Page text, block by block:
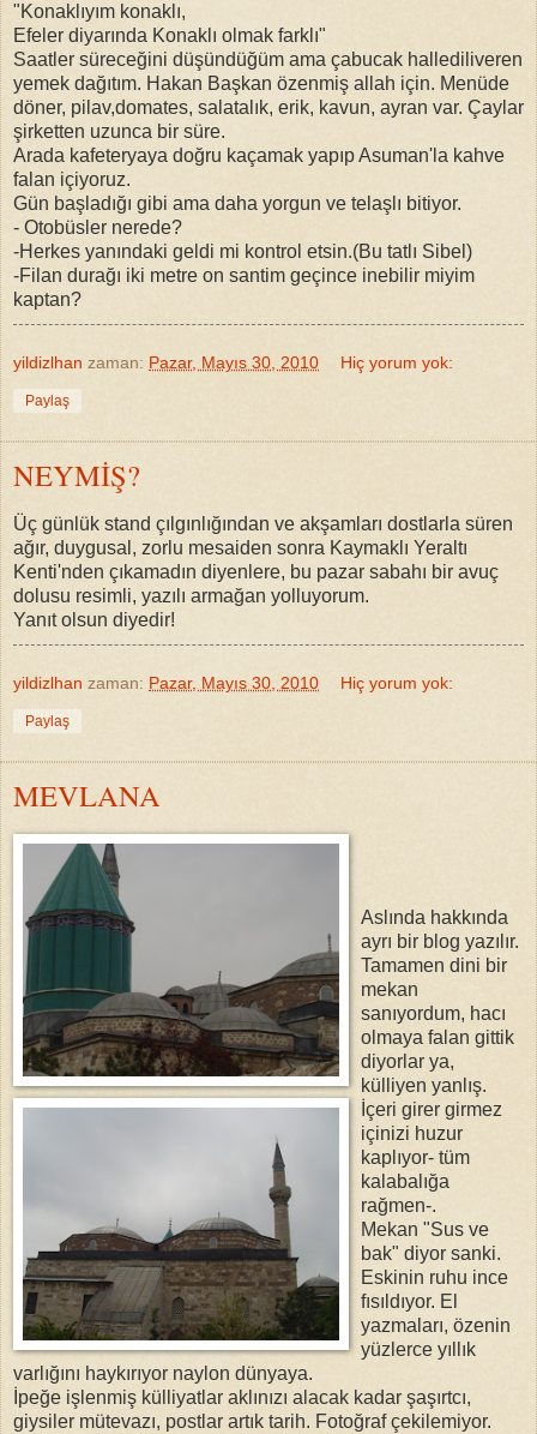
"Konaklıyım konaklı,
Efeler diyarında Konaklı olmak farklı"
Saatler süreceğini düşündüğüm ama çabucak hallediliveren
yemek dağıtım. Hakan Başkan özenmiş allah için. Menüde
döner, pilav,domates, salatalık, erik, kavun, ayran var. Çaylar
şirketten uzunca bir süre.
Arada kafeteryaya doğru kaçamak yapıp Asuman'la kahve
falan içiyoruz.
Gün başladığı gibi ama daha yorgun ve telaşlı bitiyor.
- Otobüsler nerede?
-Herkes yanındaki geldi mi kontrol etsin.(Bu tatlı Sibel)
-Filan durağı iki metre on santim geçince inebilir miyim
kaptan?
yildizlhan zaman: Pazar, Mayıs 30, 2010 Hiç yorum yok:
Paylaş
NEYMİŞ?
Üç günlük stand çılgınlığından ve akşamları dostlarla süren
ağır, duygusal, zorlu mesaiden sonra Kaymaklı Yeraltı
Kenti'nden çıkamadın diyenlere, bu pazar sabahı bir avuç
dolusu resimli, yazılı armağan yolluyorum.
Yanıt olsun diyedir!
yildizlhan zaman: Pazar, Mayıs 30, 2010 Hiç yorum yok:
Paylaş
MEVLANA
Aslında hakkında
ayrı bir blog yazılır.
Tamamen dini bir
mekan
sanıyordum, hacı
olmaya falan gittik
diyorlar ya,
külliyen yanlış.
İçeri girer girmez
içinizi huzur
kaplıyor- tüm
kalabalığa
rağmen-.
Mekan "Sus ve
bak" diyor sanki.
Eskinin ruhu ince
fısıldıyor. El
yazmaları, özenin
yüzlerce yıllık
varlığını haykırıyor naylon dünyaya.
İpeğe işlenmiş külliyatlar aklınızı alacak kadar şaşırtcı,
giysiler mütevazı, postlar artık tarih. Fotoğraf çekilemiyor.